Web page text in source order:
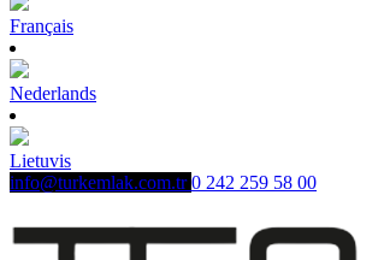
Français
Nederlands
Lietuvis
info@turkemlak.com.tr 0 242 259 58 00